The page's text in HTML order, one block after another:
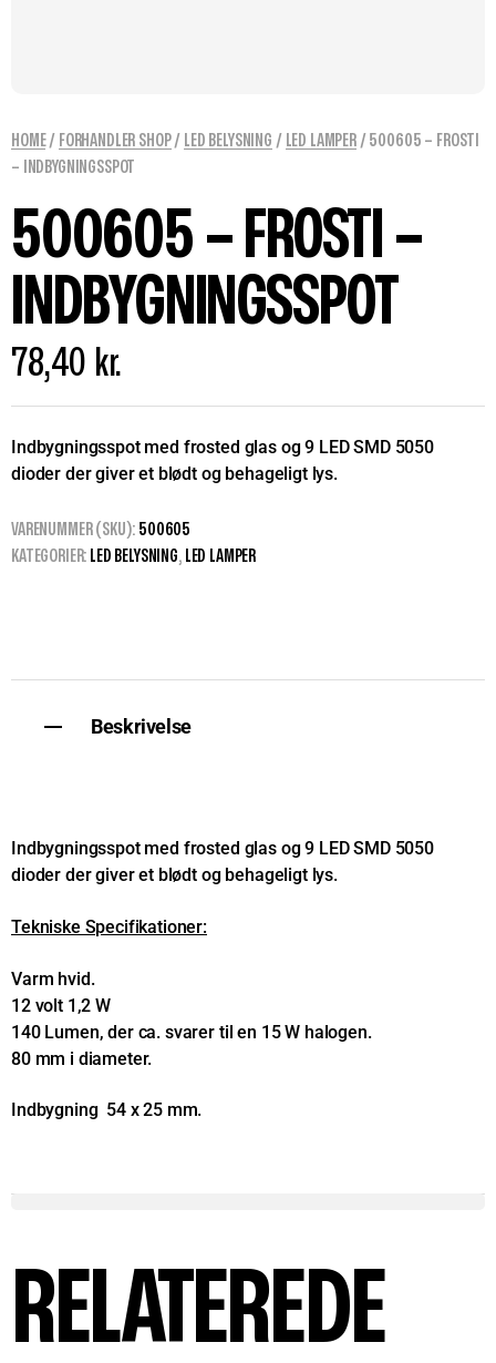
HOME/ FORHANDLER SHOP/ LED BELYSNING / LED LAMPER/ 500605 – FROSTI
– INDBYGNINGSSPOT
500605 – FROSTI –
INDBYGNINGSSPOT
78,40 kr.
Indbygningsspot med frosted glas og 9 LED SMD 5050
dioder der giver et blødt og behageligt lys.
VARENUMMER (SKU): 500605
KATEGORIER: LED BELYSNING, LED LAMPER
Beskrivelse
Indbygningsspot med frosted glas og 9 LED SMD 5050
dioder der giver et blødt og behageligt lys.
Tekniske Specifikationer:
Varm hvid.
12 volt 1,2 W
140 Lumen, der ca. svarer til en 15 W halogen.
80 mm i diameter.
Indbygning 54 x 25 mm.
RELATEREDE